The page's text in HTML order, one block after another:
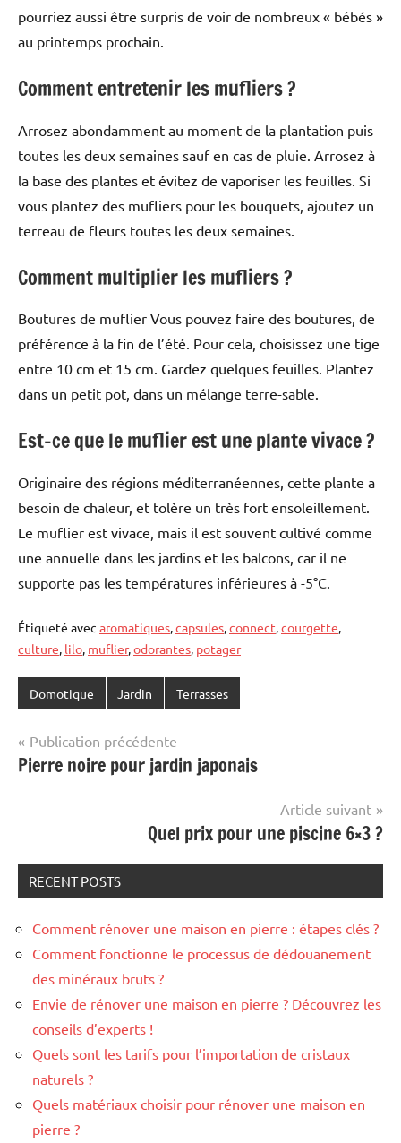
pourriez aussi être surpris de voir de nombreux « bébés »
au printemps prochain.
Comment entretenir les mufliers ?
Arrosez abondamment au moment de la plantation puis
toutes les deux semaines sauf en cas de pluie. Arrosez à
la base des plantes et évitez de vaporiser les feuilles. Si
vous plantez des mufliers pour les bouquets, ajoutez un
terreau de fleurs toutes les deux semaines.
Comment multiplier les mufliers ?
Boutures de muflier Vous pouvez faire des boutures, de
préférence à la fin de l’été. Pour cela, choisissez une tige
entre 10 cm et 15 cm. Gardez quelques feuilles. Plantez
dans un petit pot, dans un mélange terre-sable.
Est-ce que le muflier est une plante vivace ?
Originaire des régions méditerranéennes, cette plante a
besoin de chaleur, et tolère un très fort ensoleillement.
Le muflier est vivace, mais il est souvent cultivé comme
une annuelle dans les jardins et les balcons, car il ne
supporte pas les températures inférieures à -5°C.
Étiqueté avec aromatiques capsules connect courgette
culture lilo muflier, odorantes potager
Domotique Jardin Terrasses
Navigation
de
Publication précédente
Pierre noire pour jardin japonais
Article suivant
Quel prix pour une piscine 6×3 ?
RECENT POSTS
Comment rénover une maison en pierre : étapes clés ?
Comment fonctionne le processus de dédouanement
des minéraux bruts ?
Envie de rénover une maison en pierre ? Découvrez les
conseils d’experts !
Quels sont les tarifs pour l’importation de cristaux
naturels ?
Quels matériaux choisir pour rénover une maison en
pierre ?